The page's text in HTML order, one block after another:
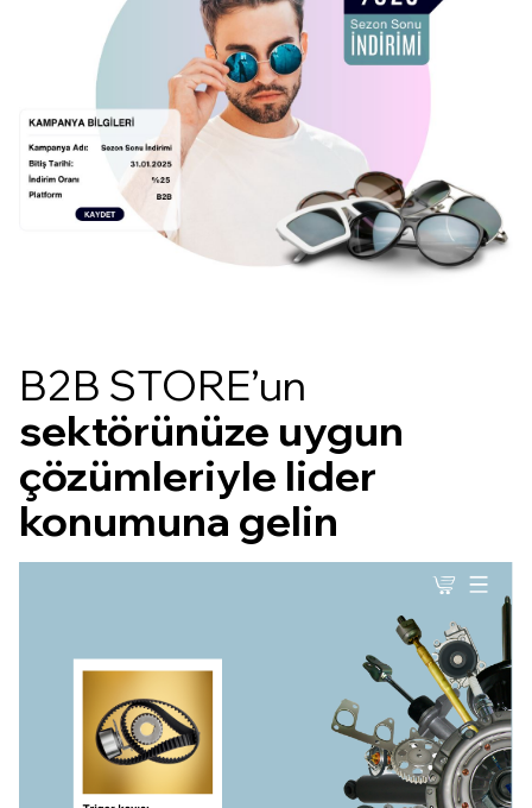
B2B STORE’un
sektörünüze uygun
çözümleriyle lider
konumuna gelin